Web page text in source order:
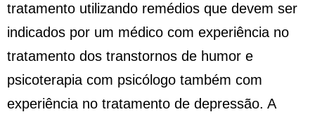
tratamento utilizando remédios que devem ser
indicados por um médico com experiência no
tratamento dos transtornos de humor e
psicoterapia com psicólogo também com
experiência no tratamento de depressão. A